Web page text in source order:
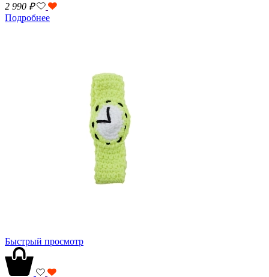
2 990 ₽
Подробнее
Быстрый просмотр